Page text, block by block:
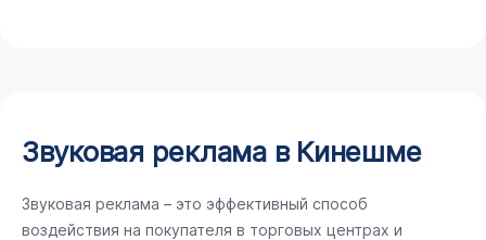
Звуковая реклама в Кинешме
Звуковая реклама – это эффективный способ
воздействия на покупателя в торговых центрах и